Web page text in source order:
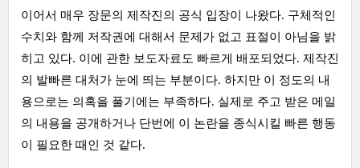
이어서 매우 장문의 제작진의 공식 입장이 나왔다. 구체적인
수치와 함께 저작권에 대해서 문제가 없고 표절이 아님을 밝
히고 있다. 이에 관한 보도자료도 빠르게 배포되었다. 제작진
의 발빠른 대처가 눈에 띄는 부분이다. 하지만 이 정도의 내
용으로는 의혹을 풀기에는 부족하다. 실제로 주고 받은 메일
의 내용을 공개하거나 단번에 이 논란을 종식시킬 빠른 행동
이 필요한 때인 것 같다.